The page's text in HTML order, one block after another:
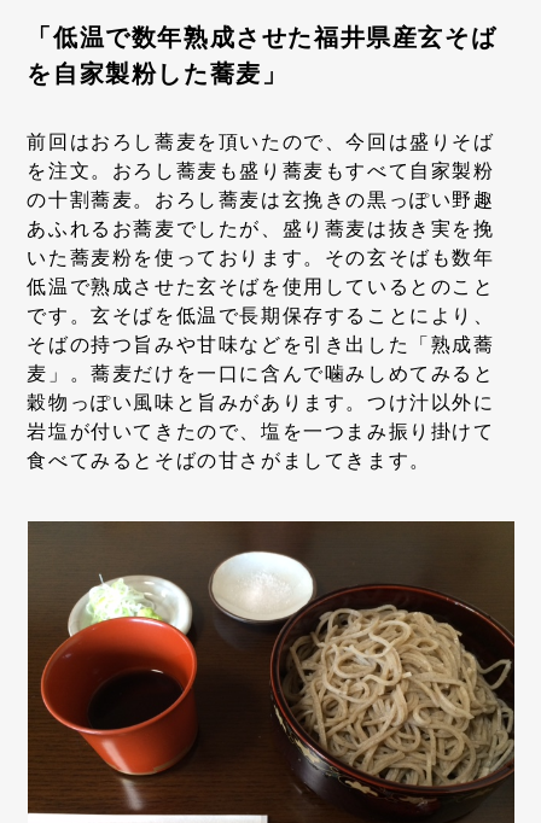
「低温で数年熟成させた福井県産玄そば
を自家製粉した蕎麦」
前回はおろし蕎麦を頂いたので、今回は盛りそば
を注文。おろし蕎麦も盛り蕎麦もすべて自家製粉
の十割蕎麦。おろし蕎麦は玄挽きの黒っぽい野趣
あふれるお蕎麦でしたが、盛り蕎麦は抜き実を挽
いた蕎麦粉を使っております。その玄そばも数年
低温で熟成させた玄そばを使用しているとのこと
です。玄そばを低温で長期保存することにより、
そばの持つ旨みや甘味などを引き出した「熟成蕎
麦」。蕎麦だけを一口に含んで噛みしめてみると
穀物っぽい風味と旨みがあります。つけ汁以外に
岩塩が付いてきたので、塩を一つまみ振り掛けて
食べてみるとそばの甘さがましてきます。